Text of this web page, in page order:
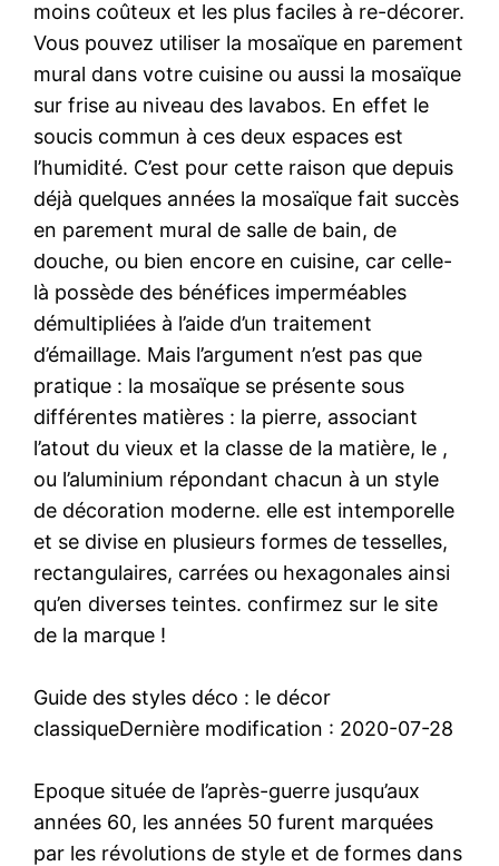
moins coûteux et les plus faciles à re-décorer.
Vous pouvez utiliser la mosaïque en parement
mural dans votre cuisine ou aussi la mosaïque
sur frise au niveau des lavabos. En effet le
soucis commun à ces deux espaces est
l’humidité. C’est pour cette raison que depuis
déjà quelques années la mosaïque fait succès
en parement mural de salle de bain, de
douche, ou bien encore en cuisine, car celle-
là possède des bénéfices imperméables
démultipliées à l’aide d’un traitement
d’émaillage. Mais l’argument n’est pas que
pratique : la mosaïque se présente sous
différentes matières : la pierre, associant
l’atout du vieux et la classe de la matière, le ,
ou l’aluminium répondant chacun à un style
de décoration moderne. elle est intemporelle
et se divise en plusieurs formes de tesselles,
rectangulaires, carrées ou hexagonales ainsi
qu’en diverses teintes. confirmez sur le site
de la marque !
Guide des styles déco : le décor
classiqueDernière modification : 2020-07-28
Epoque située de l’après-guerre jusqu’aux
années 60, les années 50 furent marquées
par les révolutions de style et de formes dans